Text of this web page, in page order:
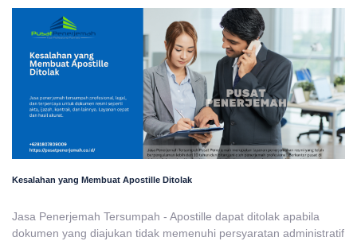
Kesalahan yang Membuat Apostille Ditolak
Jasa Penerjemah Tersumpah - Apostille dapat ditolak apabila
dokumen yang diajukan tidak memenuhi persyaratan administratif